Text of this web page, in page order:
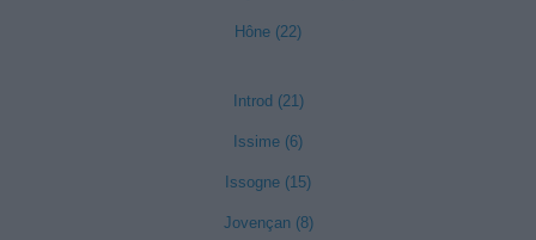
Hône (22)
Introd (21)
Issime (6)
Issogne (15)
Jovençan (8)